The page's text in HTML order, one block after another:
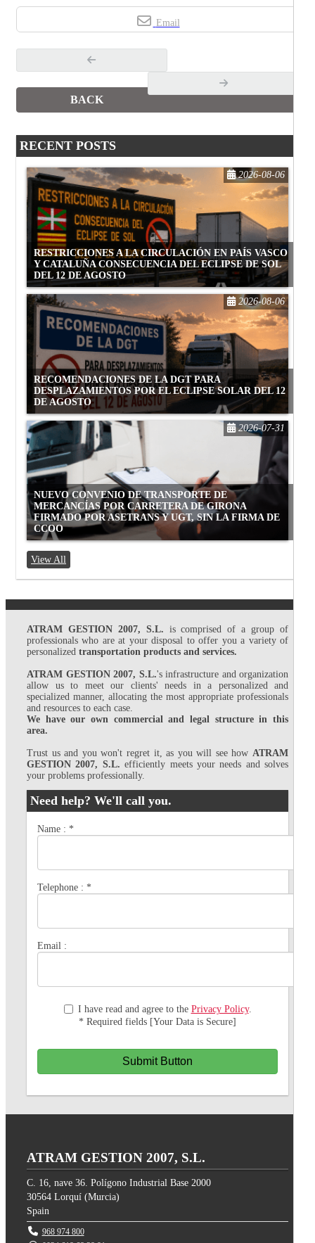
Email
BACK
RECENT POSTS
RESTRICCIONES A LA CIRCULACIÓN EN PAÍS VASCO
Y CATALUÑA CONSECUENCIA DEL ECLIPSE DE SOL
DEL 12 DE AGOSTO
2026-08-06
RECOMENDACIONES DE LA DGT PARA
DESPLAZAMIENTOS POR EL ECLIPSE SOLAR DEL 12
DE AGOSTO
2026-08-06
NUEVO CONVENIO DE TRANSPORTE DE
MERCANCÍAS POR CARRETERA DE GIRONA
FIRMADO POR ASETRANS Y UGT, SIN LA FIRMA DE
CCOO
2026-07-31
View All
ATRAM GESTION 2007, S.L. is comprised of a group of
professionals who are at your disposal to offer you a variety of
personalized transportation products and services.
ATRAM GESTION 2007, S.L.'s infrastructure and organization
allow us to meet our clients' needs in a personalized and
specialized manner, allocating the most appropriate professionals
and resources to each case.
We have our own commercial and legal structure in this
area.
Trust us and you won't regret it, as you will see how ATRAM
GESTION 2007, S.L. efficiently meets your needs and solves
your problems professionally.
Need help? We'll call you.
Name : *
Telephone : *
Email :
I have read and agree to the Privacy Policy.
* Required fields [Your Data is Secure]
Submit Button
ATRAM GESTION 2007, S.L.
C. 16, nave 36. Polígono Industrial Base 2000
30564 Lorquí (Murcia)
Spain
968 974 800